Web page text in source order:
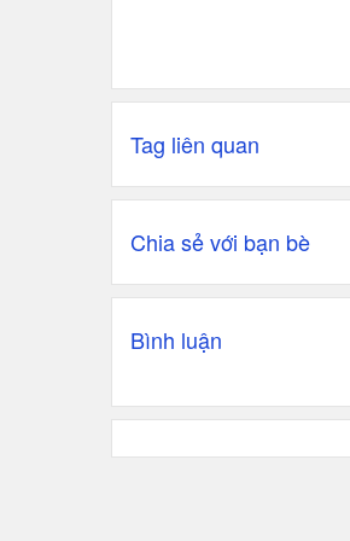
Tag liên quan
Chia sẻ với bạn bè
Bình luận